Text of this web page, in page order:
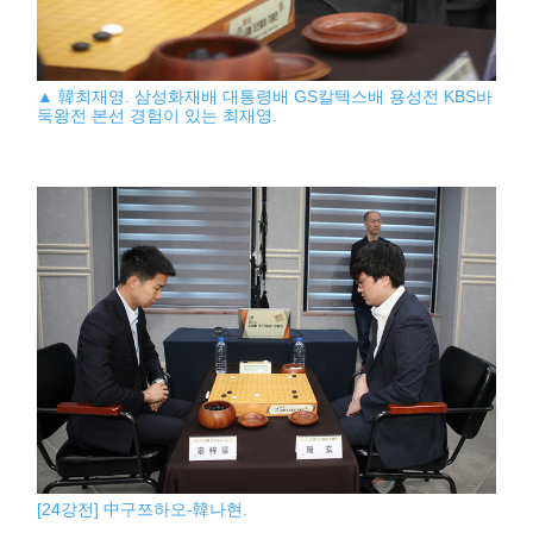
▲ 韓최재영. 삼성화재배 대통령배 GS칼텍스배 용성전 KBS바
둑왕전 본선 경험이 있는 최재영.
[24강전] 中구쯔하오-韓나현.